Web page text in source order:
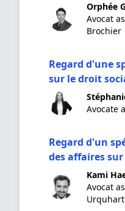
Orphée
Avocat
Brochier
Regard d'une
sur le droit
Avocate
Regard d'un
des affaires
Kami
Avocat
Urquhart